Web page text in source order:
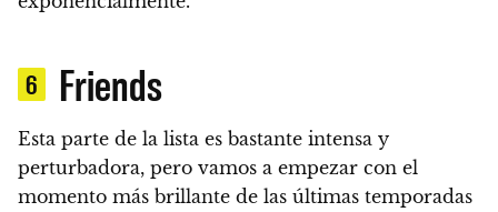
6 Friends
Esta parte de la lista es bastante intensa y
perturbadora, pero vamos a empezar con el
momento más brillante de las últimas temporadas